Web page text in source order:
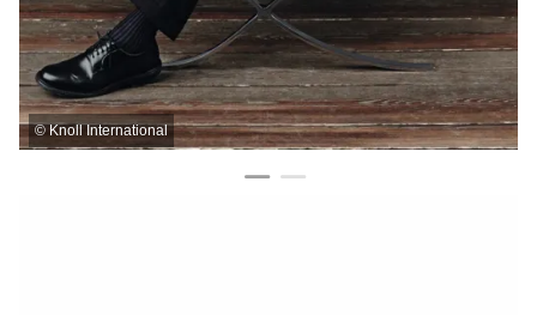
© Knoll International